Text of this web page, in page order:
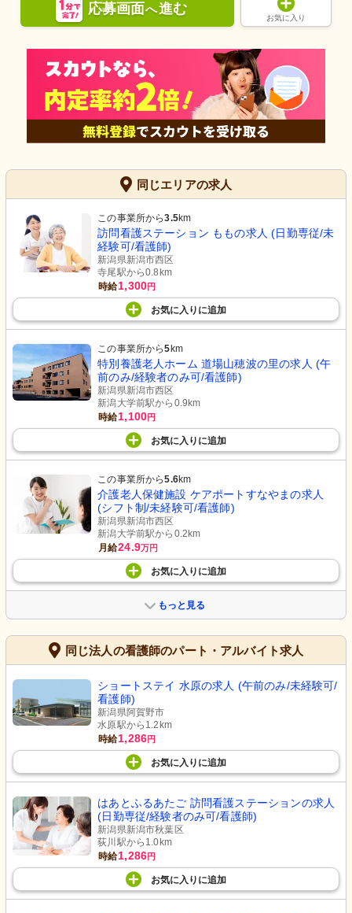
応募画面へ進む
お気に入り
同じエリアの求人
この事業所から3.5km
訪問看護ステーション ももの求人 (日勤専従/未
経験可/看護師)
新潟県新潟市西区
寺尾駅から0.8km
時給1,300円
お気に入り に追加
この事業所から5 km
特別養護老人ホーム 道場山穂波の里の求人 (午
前のみ/経験者のみ可/看護師)
新潟県新潟市西区
新潟大学前駅から0.9km
時給1,100円
お気に入り に追加
この事業所から5.6km
介護老人保健施設 ケアポートすなやまの求人
(シフト制/未経験可/看護師)
新潟県新潟市西区
新潟大学前駅から0.2km
月給24.9万円
お気に入り に追加
もっと見る
同じ法人の看護師のパート・アルバイト求人
ショートステイ 水原の求人 (午前のみ/未経験可/
看護師)
新潟県阿賀野市
水原駅から1.2km
時給1,286円
お気に入り に追加
はあとふるあたご 訪問看護ステーションの求人
(日勤専従/経験者のみ可/看護師)
新潟県新潟市秋葉区
荻川駅から1.0km
時給1,286円
お気に入り に追加